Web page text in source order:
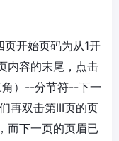
页开始页码为从1开
内容的末尾，点击
）--分节符--下一
再双击第III页的页
而下一页的页眉已